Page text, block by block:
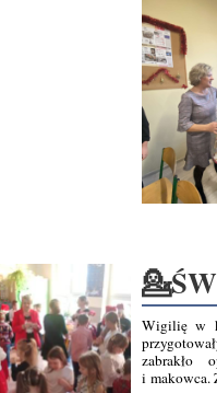
Wigilię w
zabrakło
i makowca.